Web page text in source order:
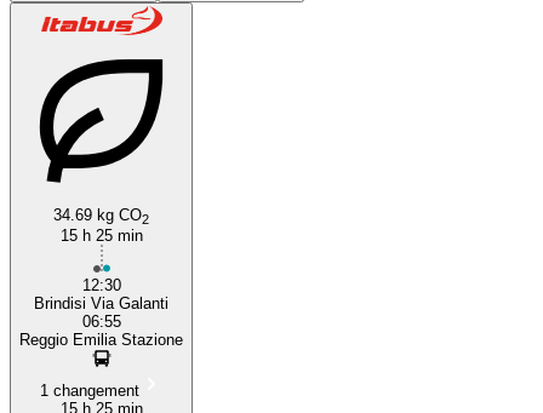
34.69 kg CO2
15 h 25 min
12:30
Brindisi Via Galanti
06:55
Reggio Emilia Stazione
1 changement
15 h 25 min